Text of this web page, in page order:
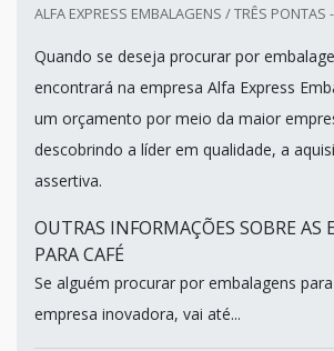
ALFA EXPRESS EMBALAGENS / TRÊS PONTAS
Quando se deseja procurar por
encontrará na empresa Alfa Express
um orçamento por meio da maior
descobrindo a líder em qualidade, a
assertiva.
OUTRAS INFORMAÇÕES SOBRE AS
PARA CAFÉ
Se alguém procurar por embalagens
empresa inovadora, vai até...